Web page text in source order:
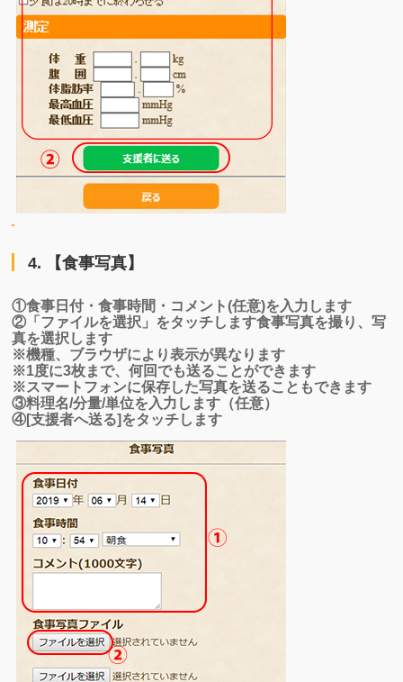
4. 【食事写真】
①食事日付・食事時間・コメント(任意)を入力します
②「ファイルを選択」をタッチします食事写真を撮り、写
真を選択します
※機種、ブラウザにより表示が異なります
※1度に3枚まで、何回でも送ることができます
※スマートフォンに保存した写真を送ることもできます
③料理名/分量/単位を入力します（任意）
④[支援者へ送る]をタッチします